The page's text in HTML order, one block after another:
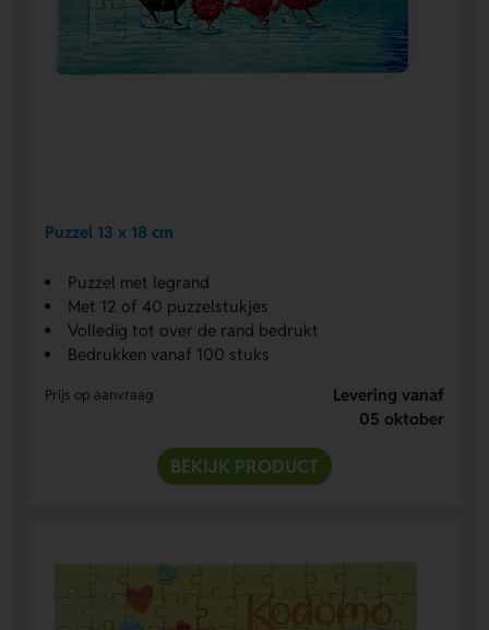
Puzzel 13 x 18 cm
Puzzel met legrand
Met 12 of 40 puzzelstukjes
Volledig tot over de rand bedrukt
Bedrukken vanaf 100 stuks
Prijs op aanvraag
Levering vanaf
05 oktober
BEKIJK PRODUCT